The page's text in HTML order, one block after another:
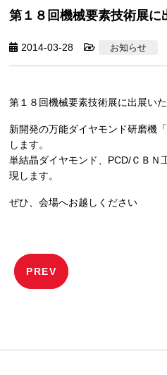
第１８回機械要素技術展に
2014-03-28 お知らせ
第１８回機械要素技術展に出展いた
新開発の万能ダイヤモンド研磨機
します。
単結晶ダイヤモンド、PCD/ＣＢＮ
現します。
ぜひ、会場へお越しください
ー
PREV